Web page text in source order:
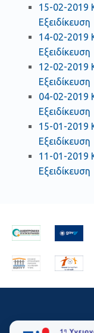
15-02-2019
Εξειδίκευση
14-02-2019
Εξειδίκευση
12-02-2019
Εξειδίκευση
04-02-2019
Εξειδίκευση
15-01-2019
Εξειδίκευση
11-01-2019
Εξειδίκευση